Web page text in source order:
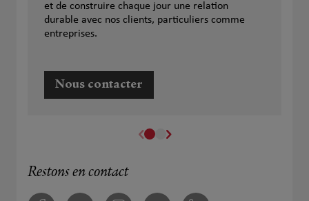
et de construire chaque jour une relation
durable avec nos clients, particuliers comme
entreprises.
Nous contacter
Restons en contact